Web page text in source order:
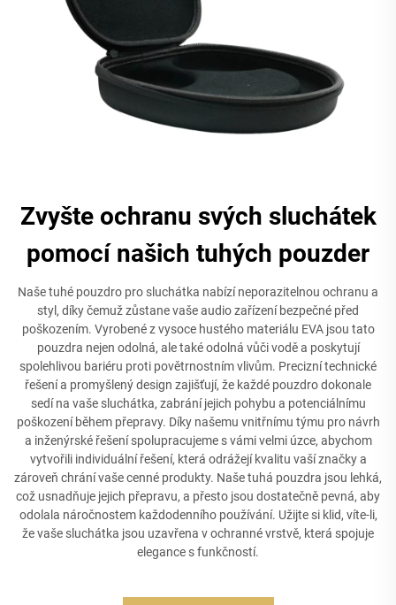
Zvyšte ochranu svých sluchátek
pomocí našich tuhých pouzder
Naše tuhé pouzdro pro sluchátka nabízí neporazitelnou ochranu a
styl, díky čemuž zůstane vaše audio zařízení bezpečné před
poškozením. Vyrobené z vysoce hustého materiálu EVA jsou tato
pouzdra nejen odolná, ale také odolná vůči vodě a poskytují
spolehlivou bariéru proti povětrnostním vlivům. Precizní technické
řešení a promyšlený design zajišťují, že každé pouzdro dokonale
sedí na vaše sluchátka, zabrání jejich pohybu a potenciálnímu
poškození během přepravy. Díky našemu vnitřnímu týmu pro návrh
a inženýrské řešení spolupracujeme s vámi velmi úzce, abychom
vytvořili individuální řešení, která odrážejí kvalitu vaší značky a
zároveň chrání vaše cenné produkty. Naše tuhá pouzdra jsou lehká,
což usnadňuje jejich přepravu, a přesto jsou dostatečně pevná, aby
odolala náročnostem každodenního používání. Užijte si klid, víte-li,
že vaše sluchátka jsou uzavřena v ochranné vrstvě, která spojuje
elegance s funkčností.